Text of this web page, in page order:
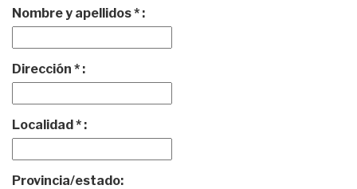
Nombre y apellidos * :
Dirección * :
Localidad * :
Provincia/estado: